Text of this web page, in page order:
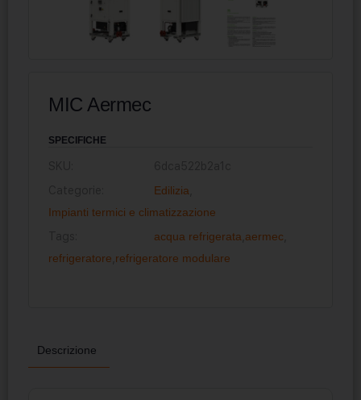
MIC Aermec
SPECIFICHE
Edilizia
Impianti termici e climatizzazione
acqua refrigerata aermec
refrigeratore refrigeratore modulare
Descrizione